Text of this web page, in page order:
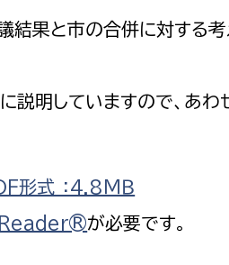
地域経済
市民活動・地域づくり
文化
文化
経済部
結果と市の合併に対する考
説明していますので、あわ
形式 ：4.8ＭＢ
が必要です。